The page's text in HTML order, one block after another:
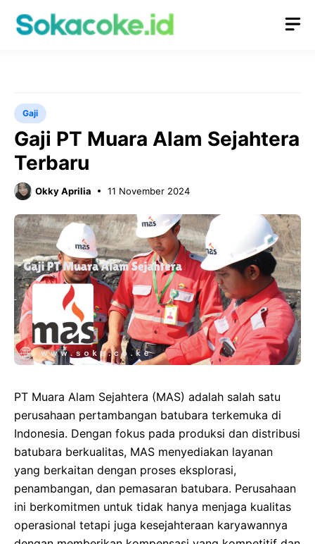
Gaji
Gaji PT Muara Alam Sejahtera
Terbaru
Okky Aprilia 11 November 2024
PT Muara Alam Sejahtera (MAS) adalah salah satu
perusahaan pertambangan batubara terkemuka di
Indonesia. Dengan fokus pada produksi dan distribusi
batubara berkualitas, MAS menyediakan layanan
yang berkaitan dengan proses eksplorasi,
penambangan, dan pemasaran batubara. Perusahaan
ini berkomitmen untuk tidak hanya menjaga kualitas
operasional tetapi juga kesejahteraan karyawannya